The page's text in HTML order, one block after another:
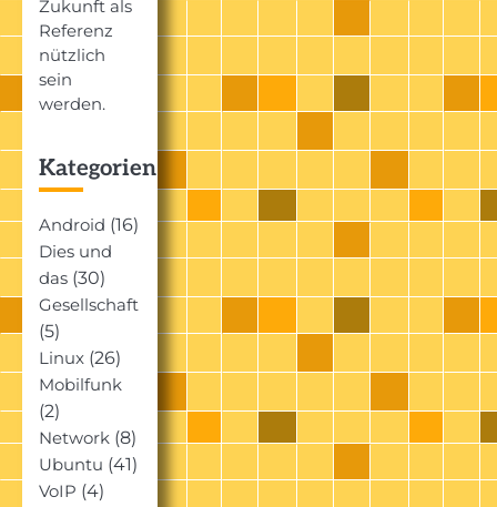
Zukunft als
Referenz
nützlich
sein
werden.
Kategorien
Android (16)
Dies und
das (30)
Gesellschaft
(5)
Linux (26)
Mobilfunk
(2)
Network (8)
Ubuntu (41)
VoIP (4)